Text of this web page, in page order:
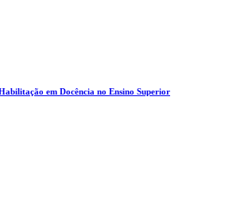
em Docência no Ensino Superior